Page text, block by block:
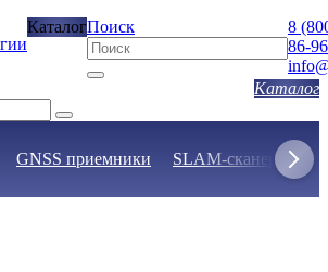
КаталогПоиск
8
86-96
GNSS приемники SLAM-сканеры